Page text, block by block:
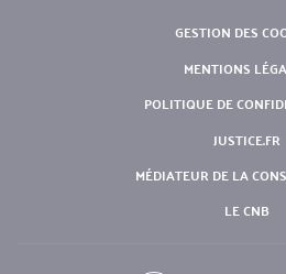
GESTION DES
MENTIONS
POLITIQUE DE
JUSTICE.FR
MÉDIATEUR DE LA
LE CNB